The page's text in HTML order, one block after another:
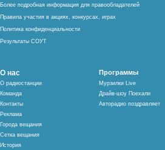
Более подробная информация для правообладателей
Правила участия в акциях, конкурсах, играх
Политика конфиденциальности
Результаты СОУТ
О нас
О радиостанции
Команда
Контакты
Реклама
Города вещания
Сетка вещания
История
Программы
Мурзилки Live
Драйв-шоу Поехали
Авторадио поздравляет